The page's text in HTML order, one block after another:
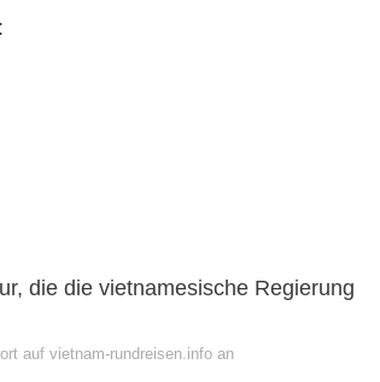
die die vietnamesische Regierung
auf vietnam-rundreisen.info an